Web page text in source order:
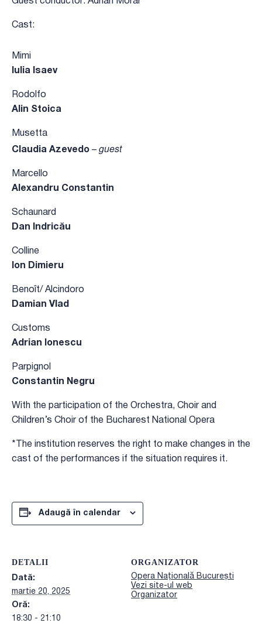
Cast:
Mimi
Iulia Isaev
Rodolfo
Alin Stoica
Musetta
Claudia Azevedo – guest
Marcello
Alexandru Constantin
Schaunard
Dan Indricău
Colline
Ion Dimieru
Benoît/ Alcindoro
Damian Vlad
Customs
Adrian Ionescu
Parpignol
Constantin Negru
With the participation of the Orchestra, Choir and
Children’s Choir of the Bucharest National Opera
*The institution reserves the right to make changes in the
cast of the performances if the situation requires it.
Adaugă în calendar
DETALII
Dată:
martie 20, 2025
Oră:
18:30 - 21:10
ORGANIZATOR
Opera Națională București
Vezi site-ul web
Organizator